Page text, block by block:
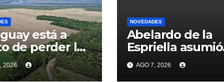
está a
de perder la
inversión
de su
2026
NOVEDADES
Abelardo de la
Espriella asumió
como presidente
Colombia:
AGO 7, 2026